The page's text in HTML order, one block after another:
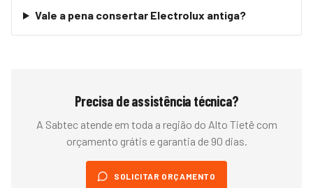
Vale a pena consertar Electrolux antiga?
Precisa de assistência técnica?
A Sabtec atende em toda a região do Alto Tietêcom
orçamento grátis e garantia de 90 dias.
SOLICITAR ORÇAMENTO